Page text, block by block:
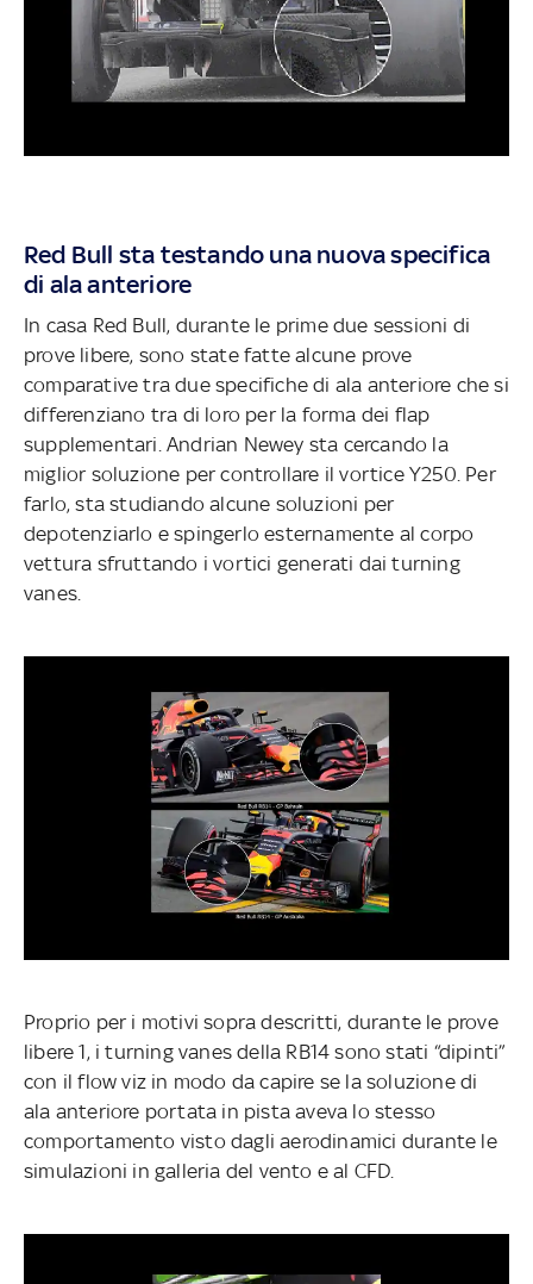
Red Bull sta testando una nuova specifica
di ala anteriore
In casa Red Bull, durante le prime due sessioni di
prove libere, sono state fatte alcune prove
comparative tra due specifiche di ala anteriore che si
differenziano tra di loro per la forma dei flap
supplementari. Andrian Newey sta cercando la
miglior soluzione per controllare il vortice Y250. Per
farlo, sta studiando alcune soluzioni per
depotenziarlo e spingerlo esternamente al corpo
vettura sfruttando i vortici generati dai turning
vanes.
Proprio per i motivi sopra descritti, durante le prove
libere 1, i turning vanes della RB14 sono stati “dipinti”
con il flow viz in modo da capire se la soluzione di
ala anteriore portata in pista aveva lo stesso
comportamento visto dagli aerodinamici durante le
simulazioni in galleria del vento e al CFD.